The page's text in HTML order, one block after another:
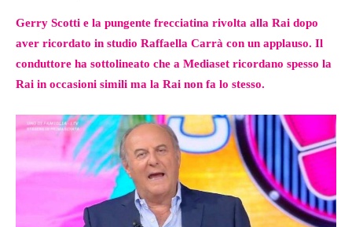
Gerry Scotti e la pungente frecciatina rivolta alla Rai dopo
aver ricordato in studio Raffaella Carrà con un applauso. Il
conduttore ha sottolineato che a Mediaset ricordano spesso la
Rai in occasioni simili ma la Rai non fa lo stesso.